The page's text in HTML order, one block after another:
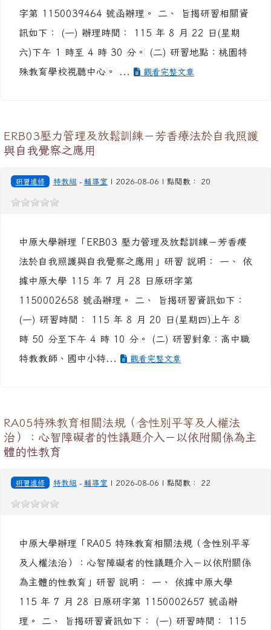
字第 1150039464 號函辦理。 二、 旨揭研習相關資
訊如下： (一) 辦理時間： 115 年 8 月 22 日(星期
六)下午 1 時至 4 時 30 分。 (二) 研習地點：桃園特
殊教育學校視聽中心。 ...
觀看完整文章
ERB03壓力管理及放鬆訓練－芳香療法於自我照護
與自我覺察之應用
研習進修 特教組 - 輔導室 | 2026-08-06 | 點閱數： 20
中原大學辦理「ERB03 壓力管理及放鬆訓練－芳香療
法於自我照護與自我覺察之應用」研習 說明： 一、 依
據中原大學 115 年 7 月 28 日原研字第
1150002658 號函辦理。 二、 旨揭研習資訊如下：
(一) 研習時間： 115 年 8 月 20 日(星期四)上午 8
時 50 分至下午 4 時 10 分。 (二) 研習對象：高中職
特教教師、國中小特...
觀看完整文章
RA05特殊教育相關法規（含性別平等及人權法
治）：心智障礙者的性議題介入－以依附關係為主
體的性教育
研習進修 特教組 - 輔導室 | 2026-08-06 | 點閱數： 22
中原大學辦理「RA05 特殊教育相關法規（含性別平等
及人權法治）：心智障礙者的性議題介入－以依附關係
為主體的性教育」研習 說明： 一、 依據中原大學
115 年 7 月 28 日原研字第 1150002657 號函辦
理。 二、 旨揭研習資訊如下： (一) 研習時間： 115